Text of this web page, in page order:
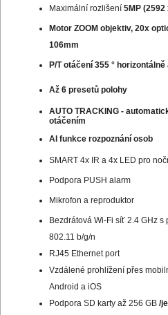
Maximální rozlišení 5MP (2592
Motor ZOOM objektiv, 20x
106mm
P/T otáčení 355 °
Až 6 presetů polohy
AUTO TRACKING -
otáčením
AI funkce rozpoznání osob
SMART 4x IR a 4x LED pro
Podpora PUSH alarm
Mikrofon a reproduktor
Bezdrátová Wi-Fi síť 2.4 GHz
802.11 b/g/n
RJ45 Ethernet port
Vzdálené prohlížení přes
Android a iOS
Podpora SD karty až 256 GB /